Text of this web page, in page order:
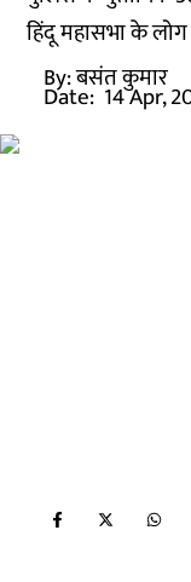
हिंदू महासभा के
By:बसंत कुमार
Date: 14 Apr,